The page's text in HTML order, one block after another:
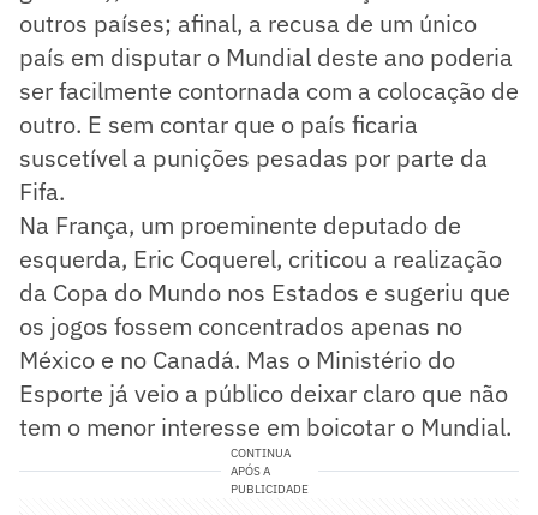
outros países; afinal, a recusa de um único
país em disputar o Mundial deste ano poderia
ser facilmente contornada com a colocação de
outro. E sem contar que o país ficaria
suscetível a punições pesadas por parte da
Fifa.
Na França, um proeminente deputado de
esquerda, Eric Coquerel, criticou a realização
da Copa do Mundo nos Estados e sugeriu que
os jogos fossem concentrados apenas no
México e no Canadá. Mas o Ministério do
Esporte já veio a público deixar claro que não
tem o menor interesse em boicotar o Mundial.
CONTINUA
APÓS A
PUBLICIDADE